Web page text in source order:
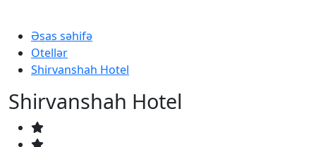
Əsas səhifə
Otellər
Shirvanshah Hotel
Shirvanshah Hotel